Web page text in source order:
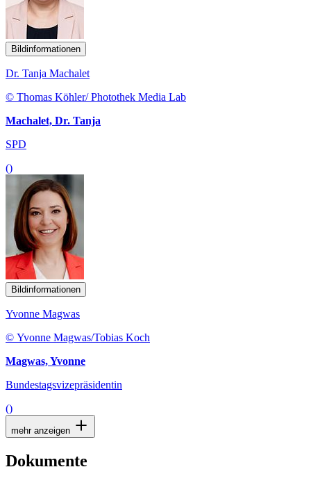
Bildinformationen
Dr. Tanja Machalet
© Thomas Köhler/ Photothek Media Lab
Machalet, Dr. Tanja
SPD
()
Bildinformationen
Yvonne Magwas
© Yvonne Magwas/Tobias Koch
Magwas, Yvonne
Bundestagsvizepräsidentin
()
mehr anzeigen
Dokumente